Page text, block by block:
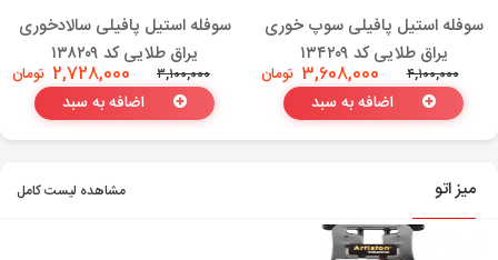
سوفله استیل پافیلی سوپ خوری
یراق طلایی کد ۱۳۴۲۰۹
۴,۱۰۰,۰۰۰ 3,608,000 تومان
اضافه به سبد
سوفله استیل پافیلی سالادخوری
یراق طلایی کد ۱۳۸۲۰۹
۳,۱۰۰,۰۰۰ 2,728,000 تومان
اضافه به سبد
میز اتو مشاهده لیست کامل